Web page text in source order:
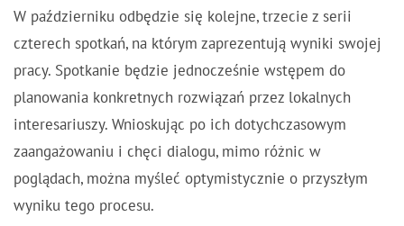
W październiku odbędzie się kolejne, trzecie z serii
czterech spotkań, na którym zaprezentują wyniki swojej
pracy. Spotkanie będzie jednocześnie wstępem do
planowania konkretnych rozwiązań przez lokalnych
interesariuszy. Wnioskując po ich dotychczasowym
zaangażowaniu i chęci dialogu, mimo różnic w
poglądach, można myśleć optymistycznie o przyszłym
wyniku tego procesu.